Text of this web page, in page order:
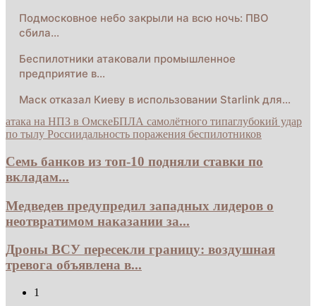
Подмосковное небо закрыли на всю ночь: ПВО
сбила…
Беспилотники атаковали промышленное
предприятие в…
Маск отказал Киеву в использовании Starlink для…
атака на НПЗ в ОмскеБПЛА самолётного типаглубокий удар
по тылу Россиидальность поражения беспилотников
Семь банков из топ-10 подняли ставки по
вкладам...
Медведев предупредил западных лидеров о
неотвратимом наказании за...
Дроны ВСУ пересекли границу: воздушная
тревога объявлена в...
1